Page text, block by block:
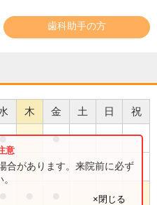
歯科助手の方
木 金 土 日 祝
●
●
合があります。来院前に必ず
×閉じる